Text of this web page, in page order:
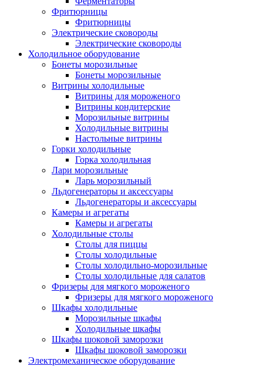
Фритюрницы
Фритюрницы
Электрические сковороды
Электрические сковороды
Холодильное оборудование
Бонеты морозильные
Бонеты морозильные
Витрины холодильные
Витрины для мороженого
Витрины кондитерские
Морозильные витрины
Холодильные витрины
Настольные витрины
Горки холодильные
Горка холодильная
Лари морозильные
Ларь морозильный
Льдогенераторы и аксессуары
Льдогенераторы и аксессуары
Камеры и агрегаты
Камеры и агрегаты
Холодильные столы
Столы для пиццы
Столы холодильные
Столы холодильно-морозильные
Столы холодильные для салатов
Фризеры для мягкого мороженого
Фризеры для мягкого мороженого
Шкафы холодильные
Mорозильные шкафы
Холодильные шкафы
Шкафы шоковой заморозки
Шкафы шоковой заморозки
Электромеханическое оборудование